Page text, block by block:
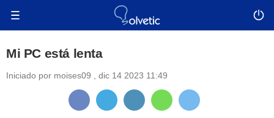
Mi PC está lenta
Iniciado por moises09 dic 14 2023 11:49